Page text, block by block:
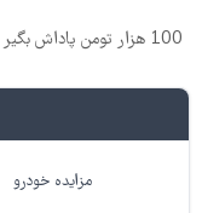
100 هزار تومن پاداش بگیر | ثبت نام کن
مزایده خودرو